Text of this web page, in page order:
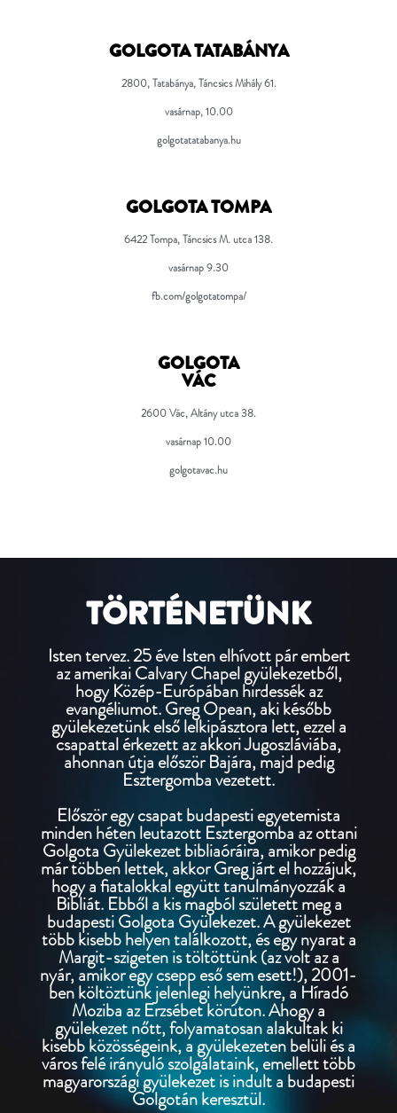
GOLGOTA TATABÁNYA
2800, Tatabánya, Táncsics Mihály 61.
vasárnap, 10.00
golgotatatabanya.hu
GOLGOTA TOMPA
6422 Tompa, Táncsics M. utca 138.
vasárnap 9.30
fb.com/golgotatompa/
GOLGOTA
VÁC
2600 Vác, Altány utca 38.
vasárnap 10.00
golgotavac.hu
TÖRTÉNETÜNK
Isten tervez. 25 éve Isten elhívott pár embert
az amerikai Calvary Chapel gyülekezetből,
hogy Közép-Európában hirdessék az
evangéliumot. Greg Opean, aki később
gyülekezetünk első lelkipásztora lett, ezzel a
csapattal érkezett az akkori Jugoszláviába,
ahonnan útja először Bajára, majd pedig
Esztergomba vezetett.
Először egy csapat budapesti egyetemista
minden héten leutazott Esztergomba az ottani
Golgota Gyülekezet bibliaóráira, amikor pedig
már többen lettek, akkor Greg járt el hozzájuk,
hogy a fiatalokkal együtt tanulmányozzák a
Bibliát. Ebből a kis magból született meg a
budapesti Golgota Gyülekezet. A gyülekezet
több kisebb helyen találkozott, és egy nyarat a
Margit-szigeten is töltöttünk (az volt az a
nyár, amikor egy csepp eső sem esett!), 2001-
ben költöztünk jelenlegi helyünkre, a Híradó
Moziba az Erzsébet körúton. Ahogy a
gyülekezet nőtt, folyamatosan alakultak ki
kisebb közösségeink, a gyülekezeten belüli és a
város felé irányuló szolgálataink, emellett több
magyarországi gyülekezet is indult a budapesti
Golgotán keresztül.